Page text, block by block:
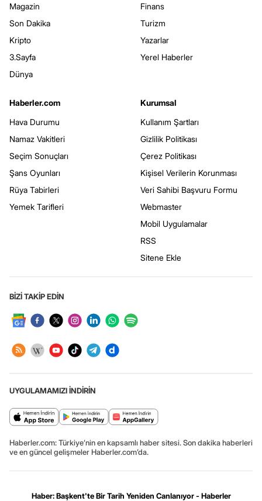
Magazin
Son Dakika
Kripto
3.Sayfa
Dünya
Finans
Turizm
Yazarlar
Yerel Haberler
Haberler.com
Hava Durumu
Namaz Vakitleri
Seçim Sonuçları
Şans Oyunları
Rüya Tabirleri
Yemek Tarifleri
Kurumsal
Kullanım Şartları
Gizlilik Politikası
Çerez Politikası
Kişisel Verilerin Korunması
Veri Sahibi Başvuru Formu
Webmaster
Mobil Uygulamalar
RSS
Sitene Ekle
BİZİ TAKİP EDİN
UYGULAMAMIZI İNDİRİN
Haberler.com: Türkiye’nin en kapsamlı haber sitesi. Son dakika haberleri
ve en güncel gelişmeler Haberler.com’da.
Haber: Başkent'te Bir Tarih Yeniden Canlanıyor - Haberler